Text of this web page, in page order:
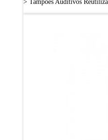
> Tampões Auditivos